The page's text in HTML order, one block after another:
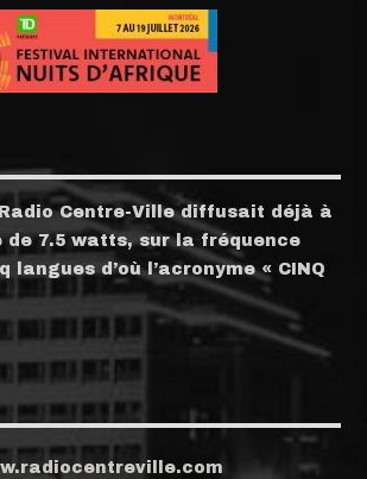
Centre-Ville diffusait déjà à
de 7.5 watts, sur la fréquence
langues d’où l’acronyme « CINQ